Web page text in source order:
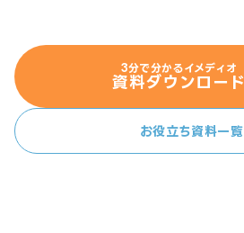
3分で分かるイメディオ
資料ダウンロード
お役立ち資料一覧